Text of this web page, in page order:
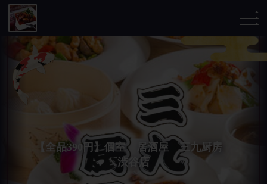
【全品390円】個室 居酒屋 三九厨房
渋谷店